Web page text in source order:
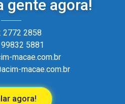
gente agora!
2772 2858
5881
macae.com.br
macae.com.br
agora!